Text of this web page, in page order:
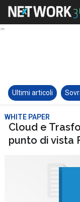
Ultimi articoli
WHITE PAPER
Cloud e
punto di vista